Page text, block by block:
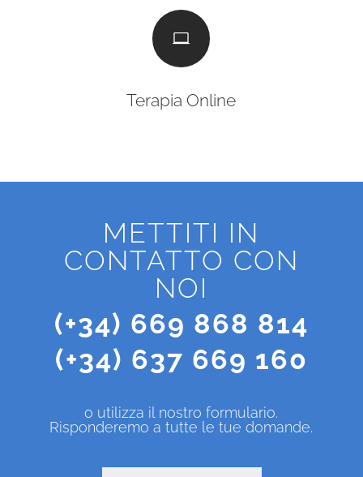

Terapia Online
METTITI IN
CONTATTO CON
NOI
(+34) 669 868 814
(+34) 637 669 160
o utilizza il nostro formulario.
Risponderemo a tutte le tue domande.